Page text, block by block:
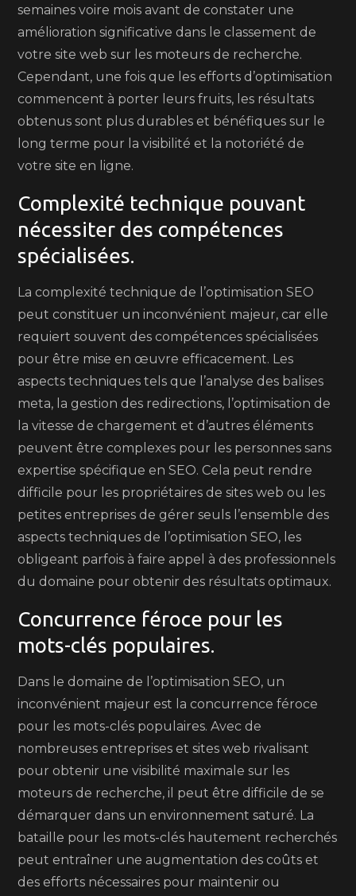
semaines voire mois avant de constater une
amélioration significative dans le classement de
votre site web sur les moteurs de recherche.
Cependant, une fois que les efforts d’optimisation
commencent à porter leurs fruits, les résultats
obtenus sont plus durables et bénéfiques sur le
long terme pour la visibilité et la notoriété de
votre site en ligne.
Complexité technique pouvant
nécessiter des compétences
spécialisées.
La complexité technique de l’optimisation SEO
peut constituer un inconvénient majeur, car elle
requiert souvent des compétences spécialisées
pour être mise en œuvre efficacement. Les
aspects techniques tels que l’analyse des balises
meta, la gestion des redirections, l’optimisation de
la vitesse de chargement et d’autres éléments
peuvent être complexes pour les personnes sans
expertise spécifique en SEO. Cela peut rendre
difficile pour les propriétaires de sites web ou les
petites entreprises de gérer seuls l’ensemble des
aspects techniques de l’optimisation SEO, les
obligeant parfois à faire appel à des professionnels
du domaine pour obtenir des résultats optimaux.
Concurrence féroce pour les
mots-clés populaires.
Dans le domaine de l’optimisation SEO, un
inconvénient majeur est la concurrence féroce
pour les mots-clés populaires. Avec de
nombreuses entreprises et sites web rivalisant
pour obtenir une visibilité maximale sur les
moteurs de recherche, il peut être difficile de se
démarquer dans un environnement saturé. La
bataille pour les mots-clés hautement recherchés
peut entraîner une augmentation des coûts et
des efforts nécessaires pour maintenir ou